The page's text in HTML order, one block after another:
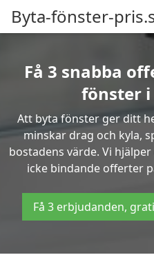
Byta-fönster-
Få 3 snabba
fönster i
Att byta fönster ger ditt
minskar drag och kyla,
bostadens värde. Vi
icke bindande offerter
Få 3 erbjudanden,